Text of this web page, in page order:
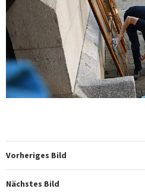
Vorheriges Bild
Nächstes Bild